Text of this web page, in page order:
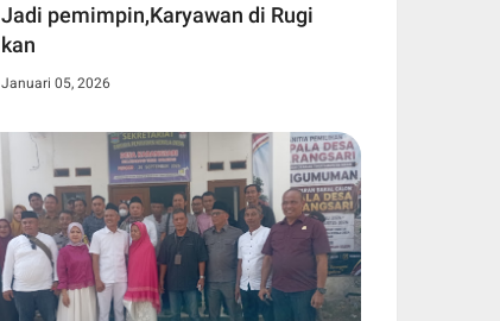
Jadi pemimpin,Karyawan di Rugi
kan
Januari 05, 2026